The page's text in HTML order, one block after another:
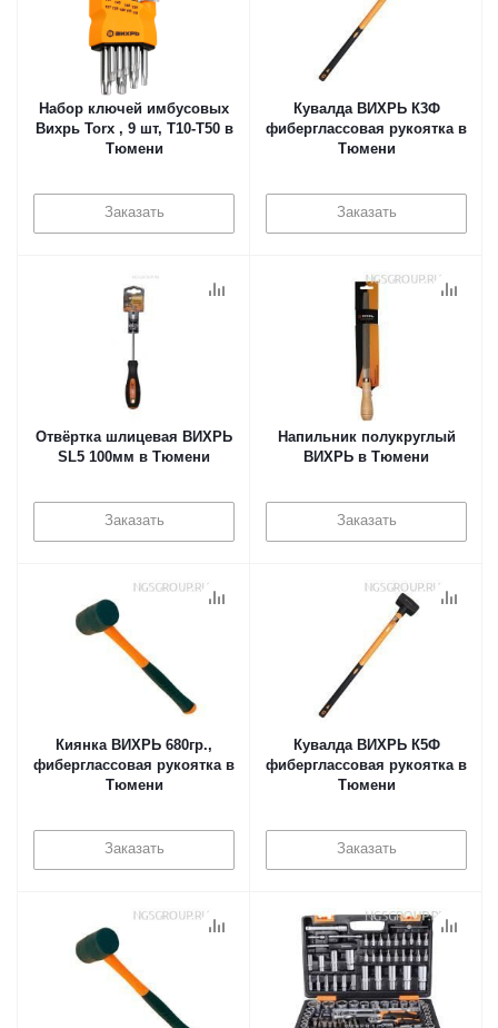
Набор ключей имбусовых
Вихрь Torx , 9 шт, T10-T50 в
Тюмени
Заказать
Кувалда ВИХРЬ К3Ф
фиберглассовая рукоятка в
Тюмени
Заказать
Отвёртка шлицевая ВИХРЬ
SL5 100мм в Тюмени
Заказать
Напильник полукруглый
ВИХРЬ в Тюмени
Заказать
Киянка ВИХРЬ 680гр.,
фиберглассовая рукоятка в
Тюмени
Заказать
Кувалда ВИХРЬ К5Ф
фиберглассовая рукоятка в
Тюмени
Заказать